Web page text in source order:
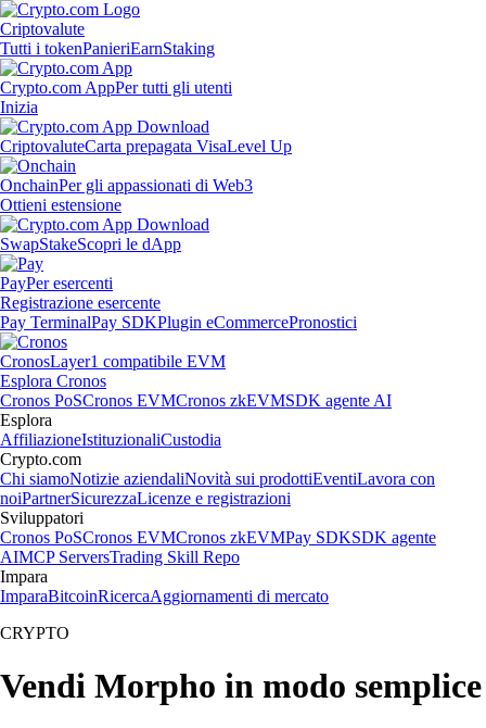
Criptovalute
Tutti i tokenPanieriEarnStaking
Crypto.com AppPer tutti gli utenti
Inizia
CriptovaluteCarta prepagata VisaLevel Up
OnchainPer gli appassionati di Web3
Ottieni estensione
SwapStakeScopri le dApp
PayPer esercenti
Registrazione esercente
Pay TerminalPay SDKPlugin eCommercePronostici
CronosLayer1 compatibile EVM
Esplora Cronos
Cronos PoSCronos EVMCronos zkEVMSDK agente AI
Esplora
AffiliazioneIstituzionaliCustodia
Crypto.com
Chi siamoNotizie aziendaliNovità sui prodottiEventiLavora con
noiPartnerSicurezzaLicenze e registrazioni
Sviluppatori
Cronos PoSCronos EVMCronos zkEVMPay SDKSDK agente
AIMCP ServersTrading Skill Repo
Impara
ImparaBitcoinRicercaAggiornamenti di mercato
CRYPTO
Vendi Morpho in modo semplice